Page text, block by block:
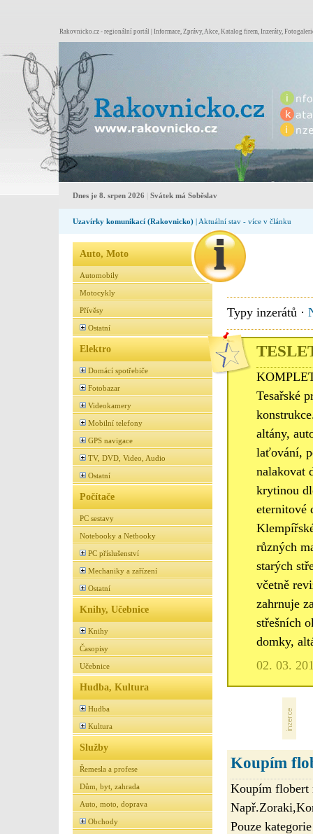
Rakovnicko.cz - regionální portál | Informace, Zprávy, Akce, Katalog firem, Inzeráty,
Dnes je 8. srpen 2026 Svátek má Soběslav
Uzavírky komunikací (Rakovnicko) | Aktuální stav - více v článku
Auto, Moto
Automobily
Motocykly
Přívěsy
Ostatní
Elektro
Domácí spotřebiče
Fotobazar
Videokamery
Mobilní telefony
GPS navigace
TV, DVD, Video, Audio
Ostatní
Počítače
PC sestavy
Notebooky a Netbooky
PC příslušenství
Mechaniky a zařízení
Ostatní
Knihy, Učebnice
Knihy
Časopisy
Učebnice
Hudba, Kultura
Hudba
Kultura
Služby
Řemesla a profese
Dům, byt, zahrada
Auto, moto, doprava
Obchody
Typy inzerátů ·
Tesařské
altány,
laťování,
nalakovat
krytinou
eternitové
různých
starých
včetně
zahrnuje
střešních
domky,
02. 03.
Koupím
Koupím flobert
Pouze